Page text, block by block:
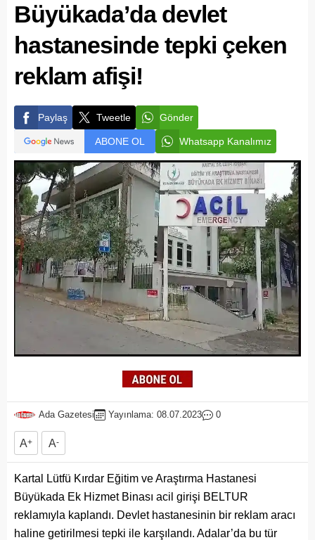
Büyükada’da devlet
hastanesinde tepki çeken
reklam afişi!
Paylaş Tweetle Gönder
ABONE OL Whatsapp Kanalımız
Ada Gazetesi Yayınlama: 08.07.2023 0
A+ A-
Kartal Lütfü Kırdar Eğitim ve Araştırma Hastanesi
Büyükada Ek Hizmet Binası acil girişi BELTUR
reklamıyla kaplandı. Devlet hastanesinin bir reklam aracı
haline getirilmesi tepki ile karşılandı. Adalar’da bu tür